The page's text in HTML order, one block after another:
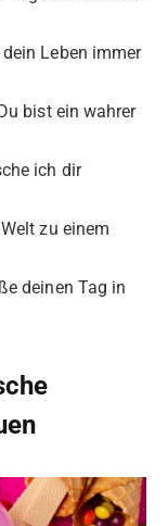
Leben immer
bist ein wahrer
ich dir
zu einem
deinen Tag in